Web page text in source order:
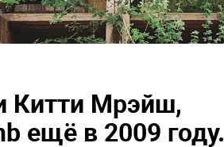
Китти Мрэйш,
ещё в 2009 году.